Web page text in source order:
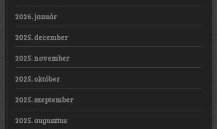
2026. január
2025. december
2025. november
2025. október
2025. szeptember
2025. augusztus